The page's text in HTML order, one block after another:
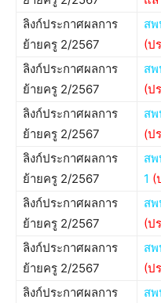
ลิงก์ประกาศผลการ
ย้ายครู 2/2567
สพ
(ป
ลิงก์ประกาศผลการ
ย้ายครู 2/2567
สพ
(ป
ลิงก์ประกาศผลการ
ย้ายครู 2/2567
ส
(ป
ลิงก์ประกาศผลการ
ย้ายครู 2/2567
ส
1 (
ลิงก์ประกาศผลการ
ย้ายครู 2/2567
ส
(ป
ลิงก์ประกาศผลการ
ย้ายครู 2/2567
สพ
(ป
ลิงก์ประกาศผลการ
ส